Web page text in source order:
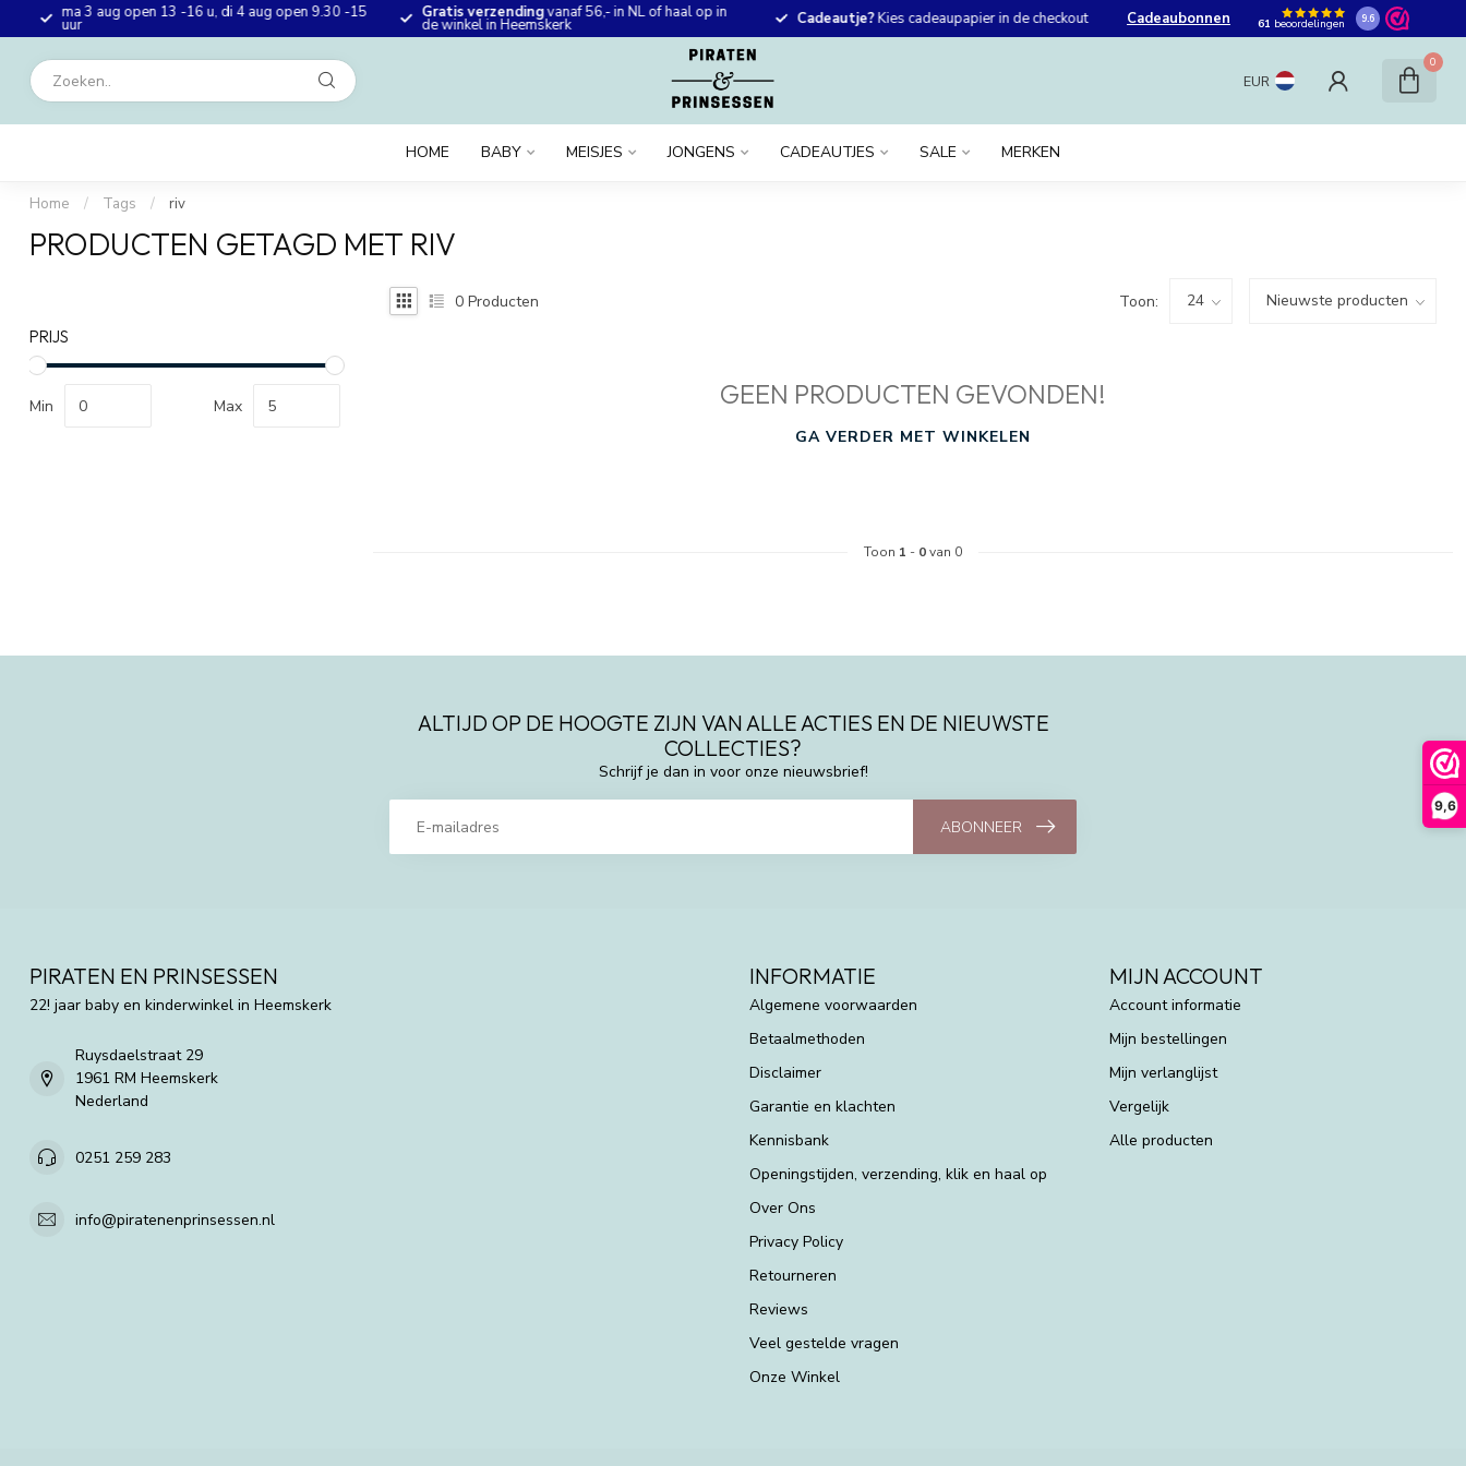
9,6
ma 3 aug open 13 -16 u, di 4 aug open 9.30 -15
uur
Gratis verzendingvanaf 56,- in NL of haal op in
de winkel in Heemskerk Cadeautje?Kies cadeaupapier in de checkout Cadeaubonnen 61 beoordelingen 9.6
EUR
0
HOME BABY MEISJES JONGENS CADEAUTJES SALE MERKEN
Home / Tags / riv
PRODUCTEN GETAGD MET RIV
PRIJS
Min Max
0 Producten Toon:
GEEN PRODUCTEN GEVONDEN!
GA VERDER MET WINKELEN
Toon 1 - 0van 0
ALTIJD OP DE HOOGTE ZIJN VAN ALLE ACTIES EN DE NIEUWSTE
COLLECTIES?
Schrijf je dan in voor onze nieuwsbrief!
ABONNEER
PIRATEN EN PRINSESSEN
22! jaar baby en kinderwinkel in Heemskerk
Ruysdaelstraat 29
1961 RM Heemskerk
Nederland
0251 259 283
info@piratenenprinsessen.nl
INFORMATIE
Algemene voorwaarden
Betaalmethoden
Disclaimer
Garantie en klachten
Kennisbank
Openingstijden, verzending, klik en haal op
Over Ons
Privacy Policy
Retourneren
Reviews
Veel gestelde vragen
Onze Winkel
MIJN ACCOUNT
Account informatie
Mijn bestellingen
Mijn verlanglijst
Vergelijk
Alle producten